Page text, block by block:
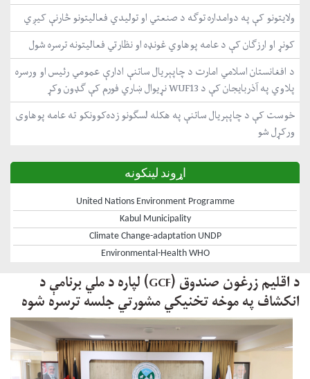
ولایتونو کې په دوامداره توګه د صنعتي او تولیدي فعالیتونو څارنې کیږي
کونړ او ارزګان کې د عامه پوهاوي غونډه او نظارتي فعالیتونه ترسره شول
د افغانستان اسلامي امارت د چاپېریال ساتنې ادارې عمومي رئیس او ورسره
پلاوي په آذربایجان کې د WUF13 نړیوال ښاري فورم کې ګډون وکړ
خوست کې د چاپېریال ساتنې په هکله لسګونو زده‌کوونکو ته عامه پوهاوی
ورکړل شو
اړوند لینکونه
United Nations Environment Programme
Kabul Municipality
Climate Change-adaptation UNDP
Environmental-Health WHO
د اقليم زرغون صندوق (GCF) لپاره د ملي برنامې د
انکشاف په موخه تخنيکي مشورتي جلسه ترسره شوه